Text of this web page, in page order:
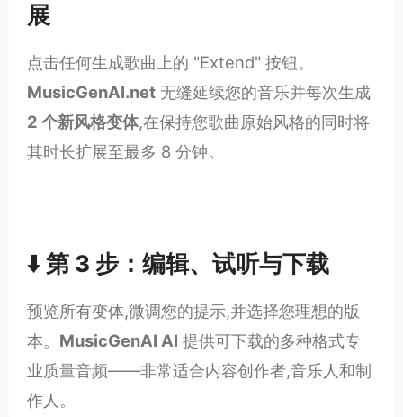
展
点击任何生成歌曲上的 "Extend" 按钮。
MusicGenAI.net 无缝延续您的音乐并每次生成
2 个新风格变体,在保持您歌曲原始风格的同时将
其时长扩展至最多 8 分钟。
⬇️ 第 3 步：编辑、试听与下载
预览所有变体,微调您的提示,并选择您理想的版
本。 MusicGenAI AI 提供可下载的多种格式专
业质量音频——非常适合内容创作者,音乐人和制
作人。